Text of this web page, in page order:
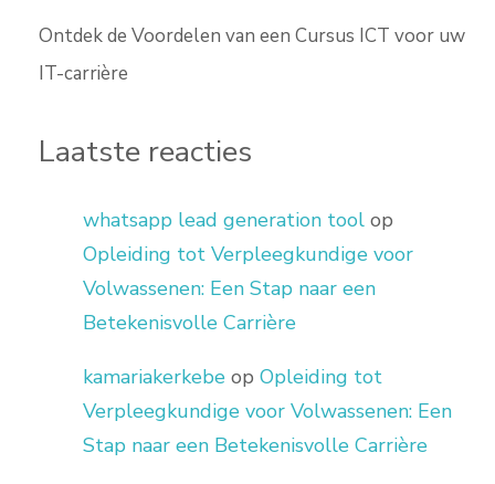
Ontdek de Voordelen van een Cursus ICT voor uw
IT-carrière
Laatste reacties
whatsapp lead generation tool op
Opleiding tot Verpleegkundige voor
Volwassenen: Een Stap naar een
Betekenisvolle Carrière
kamariakerkebe op Opleiding tot
Verpleegkundige voor Volwassenen: Een
Stap naar een Betekenisvolle Carrière